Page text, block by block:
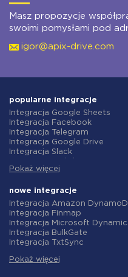
Masz propozycje
swoimi pomysłami pod
igor@apix-drive.com
popularne integracje
Integracja Google Sheets
Integracja Facebook
Integracja Telegram
Integracja Google Drive
Integracja Slack
Integracja Gmail
Integracja ClickUp
Integracja Airtable
Integracja Google Contacts
Integracja OpenAI (ChatGPT)
Integracja Instagram
Integracja ActiveCampaign
Integracja Salesforce CRM
Pokaż więcej
nowe integracje
Integracja Amazon
Integracja Finmap
Integracja Microsoft
Integracja BulkGate
Integracja TxtSync
Integracja Corezoid
Pokaż więcej